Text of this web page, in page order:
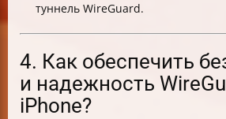
туннель WireGuard.
4. Как обеспечить
и надежность
iPhone?